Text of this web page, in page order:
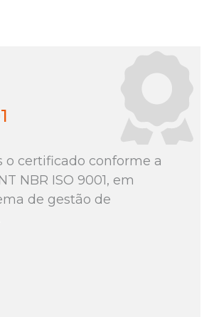
o certificado conforme a
NBR ISO 9001, em
de gestão de